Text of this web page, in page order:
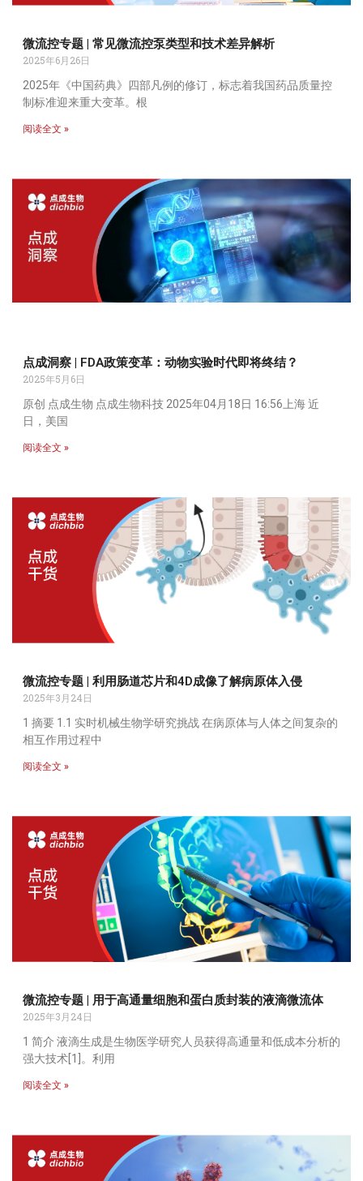
微流控专题 | 常见微流控泵类型和技术差异解析
2025年6月26日
2025年《中国药典》四部凡例的修订，标志着我国药品质量控
制标准迎来重大变革。根
阅读全文 »
点成洞察 | FDA政策变革：动物实验时代即将终结？
2025年5月6日
原创 点成生物 点成生物科技 2025年04月18日 16:56上海 近
日，美国
阅读全文 »
微流控专题 | 利用肠道芯片和4D成像了解病原体入侵
2025年3月24日
1 摘要 1.1 实时机械生物学研究挑战 在病原体与人体之间复杂的
相互作用过程中
阅读全文 »
微流控专题 | 用于高通量细胞和蛋白质封装的液滴微流体
2025年3月24日
1 简介 液滴生成是生物医学研究人员获得高通量和低成本分析的
强大技术[1]。利用
阅读全文 »